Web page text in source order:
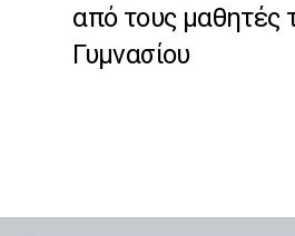
από τους μαθητές
Γυμνασίου